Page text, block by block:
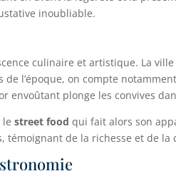
inoubliable.
culinaire et artistique. La
l’époque, on compte
envoûtant plonge les convives
lestreet food qui fait alors son
de la richesse et de